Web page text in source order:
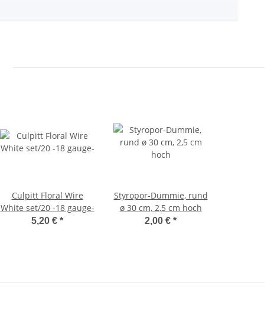
Culpitt Floral Wire
White set/20 -18 gauge-
5,20 € *
Styropor-Dummie, rund
ø 30 cm, 2,5 cm hoch
2,00 € *